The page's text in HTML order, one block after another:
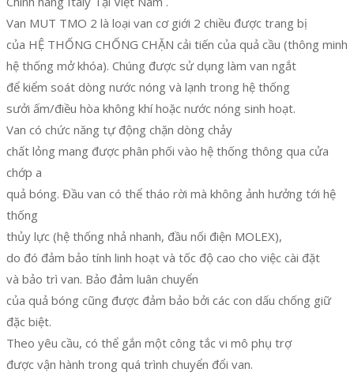
Van MUT TMO 2 là loại van cơ giới 2 chiều được trang bị
của HỆ THỐNG CHỐNG CHẶN cải tiến của quả cầu (thông minh
hệ thống mở khóa). Chúng được sử dụng làm van ngắt
để kiểm soát dòng nước nóng và lạnh trong hệ thống
sưởi ấm/điều hòa không khí hoặc nước nóng sinh hoạt.
Van có chức năng tự động chặn dòng chảy
chất lỏng mang được phân phối vào hệ thống thông qua cửa
chớp a
quả bóng. Đầu van có thể tháo rời mà không ảnh hưởng tới hệ
thống
thủy lực (hệ thống nhả nhanh, đầu nối điện MOLEX),
do đó đảm bảo tính linh hoạt và tốc độ cao cho việc cài đặt
và bảo trì van. Bảo đảm luân chuyển
của quả bóng cũng được đảm bảo bởi các con dấu chống giữ
đặc biệt.
Theo yêu cầu, có thể gắn một công tắc vi mô phụ trợ
được vận hành trong quá trình chuyển đổi van.